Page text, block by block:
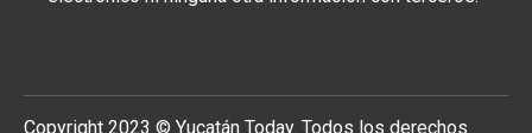
Copyright 2023 © Yucatán Today. Todos los derechos